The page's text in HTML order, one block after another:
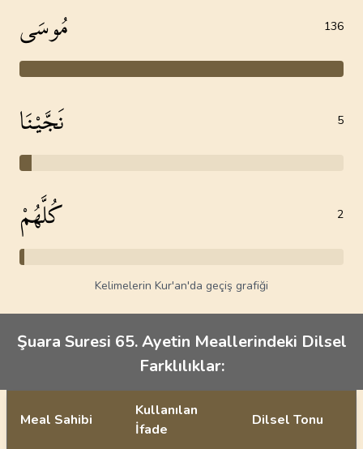
مُوسَى 136
نَجَّيْنَا 5
كُلَّهُمْ 2
Kelimelerin Kur'an'da geçiş grafiği
Şuara Suresi 65. Ayetin Meallerindeki Dilsel
Farklılıklar:
Meal Sahibi
Kullanılan
İfade
Dilsel Tonu